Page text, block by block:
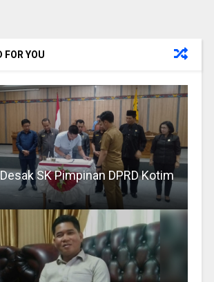
FOR YOU
SK Pimpinan DPRD Kotim